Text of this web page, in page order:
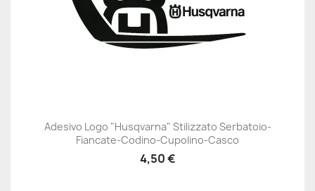
Adesivo Logo "Husqvarna" Stilizzato Serbatoio-
Fiancate-Codino-Cupolino-Casco
4,50 €